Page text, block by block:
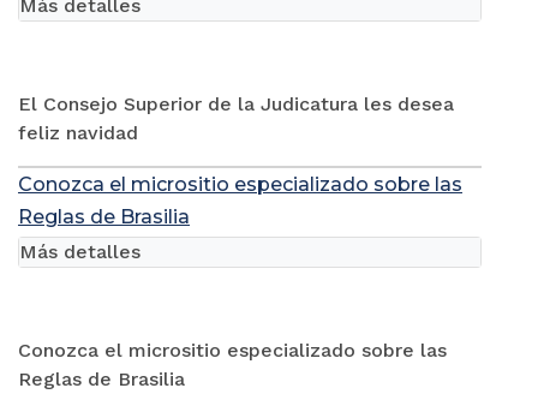
El Consejo Superior de la Judicatura les desea
feliz navidad
Más detalles
Conozca el micrositio especializado sobre las
Reglas de Brasilia
Conozca el micrositio especializado sobre las
Reglas de Brasilia
Más detalles